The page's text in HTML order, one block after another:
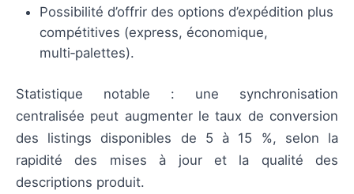
Possibilité d’offrir des options d’expédition plus
compétitives (express, économique,
multi‑palettes).
Statistique notable : une synchronisation
centralisée peut augmenter le taux de conversion
des listings disponibles de 5 à 15 %, selon la
rapidité des mises à jour et la qualité des
descriptions produit.